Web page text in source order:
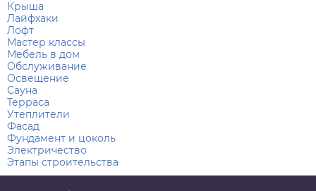
Крыша
Лайфхаки
Лофт
Мастер классы
Мебель в дом
Обслуживание
Освещение
Сауна
Терраса
Утеплители
Фасад
Фундамент и цоколь
Электричество
Этапы строительства